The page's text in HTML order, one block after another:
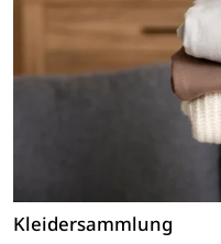
Kleidersammlung